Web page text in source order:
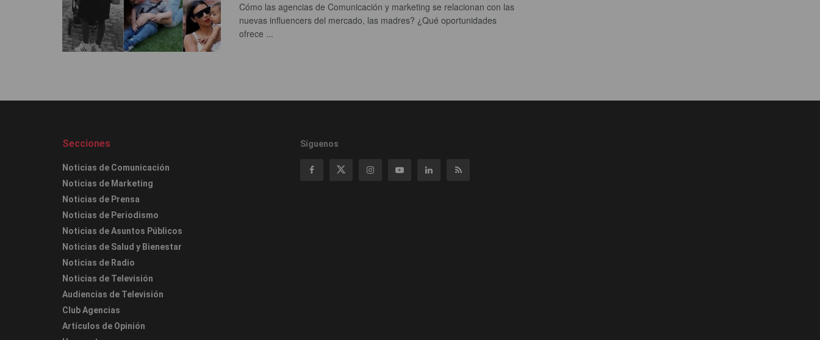
Cómo las agencias de Comunicación y marketing se relacionan con las
nuevas influencers del mercado, las madres? ¿Qué oportunidades
ofrece ...
Secciones
Noticias de Comunicación
Noticias de Marketing
Noticias de Prensa
Noticias de Periodismo
Noticias de Asuntos Públicos
Noticias de Salud y Bienestar
Noticias de Radio
Noticias de Televisión
Audiencias de Televisión
Club Agencias
Artículos de Opinión
Síguenos